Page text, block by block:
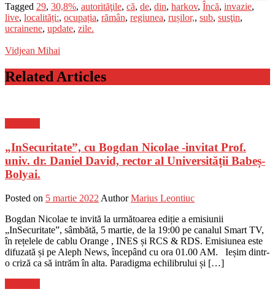
Tagged 29, 30,8%, autorităţile, că, de, din, harkov, Încă, invazie,
live, localități:, ocupația, rămân, regiunea, rușilor,, sub, susţin,
ucrainene, update, zile.
Vidjean Mihai
Related Articles
„InSecuritate”, cu Bogdan Nicolae -invitat Prof.
univ. dr. Daniel David, rector al Universității Babeș-
Bolyai.
Posted on 5 martie 2022 Author Marius Leontiuc
Bogdan Nicolae te invită la următoarea ediție a emisiunii
„InSecuritate”, sâmbătă, 5 martie, de la 19:00 pe canalul Smart TV,
în rețelele de cablu Orange , INES și RCS & RDS. Emisiunea este
difuzată și pe Aleph News, începând cu ora 01.00 AM. Ieșim dintr-
o criză ca să intrăm în alta. Paradigma echilibrului și […]